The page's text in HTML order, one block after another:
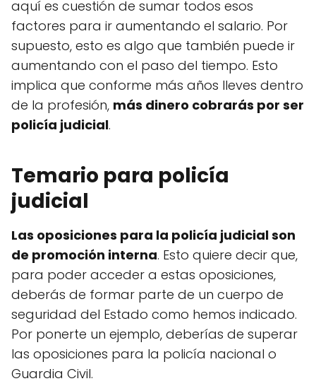
aquí es cuestión de sumar todos esos
factores para ir aumentando el salario. Por
supuesto, esto es algo que también puede ir
aumentando con el paso del tiempo. Esto
implica que conforme más años lleves dentro
de la profesión, más dinero cobrarás por ser
policía judicial.
Temario para policía
judicial
Las oposiciones para la policía judicial son
de promoción interna. Esto quiere decir que,
para poder acceder a estas oposiciones,
deberás de formar parte de un cuerpo de
seguridad del Estado como hemos indicado.
Por ponerte un ejemplo, deberías de superar
las oposiciones para la policía nacional o
Guardia Civil.